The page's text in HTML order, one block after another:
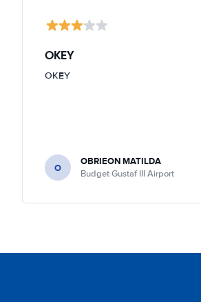
OKEY
OKEY
O OBRIEON MATILDA
Budget Gustaf III Airport